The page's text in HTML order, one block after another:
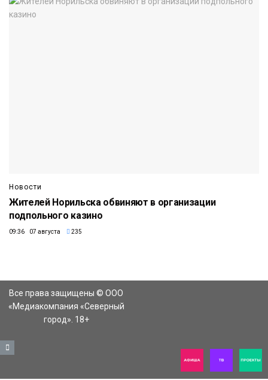
Новости
Жителей Норильска обвиняют в организации
подпольного казино
09:36 07 августа 235
Все права защищены © ООО
«Медиакомпания «Северный
город». 18+